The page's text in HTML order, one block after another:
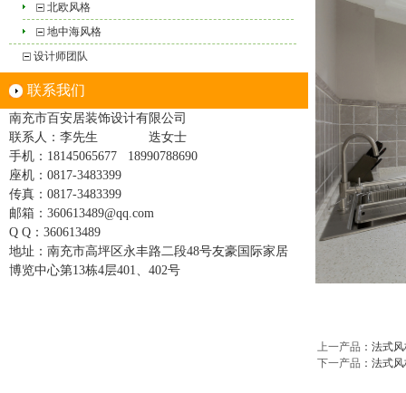
北欧风格
地中海风格
设计师团队
联系我们
南充市百安居装饰设计有限公司
联系人：李先生 迭女士
手机：18145065677 18990788690
座机：0817-3483399
传真： 0817-3483399
邮箱：360613489@qq.com
Q Q： 360613489
地址： 南充市高坪区永丰路二段48号友豪国际家居
博览中心第13栋4层401、402号
上一产品 ： 法式
下一产品 ： 法式